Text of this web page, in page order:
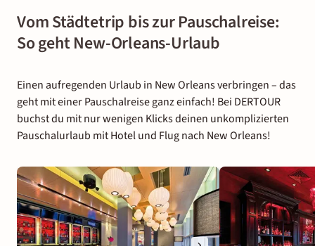
Vom Städtetrip bis zur Pauschalreise:
So geht New-Orleans-Urlaub
Einen aufregenden Urlaub in New Orleans verbringen – das
geht mit einer Pauschalreise ganz einfach! Bei DERTOUR
buchst du mit nur wenigen Klicks deinen unkomplizierten
Pauschalurlaub mit Hotel und Flug nach New Orleans!